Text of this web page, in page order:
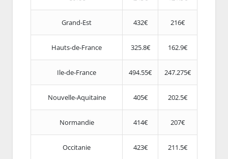
Grand-Est 432€ 216€
Hauts-de-France 325.8€ 162.9€
Ile-de-France 494.55€ 247.275€
Nouvelle-Aquitaine 405€ 202.5€
Normandie 414€ 207€
Occitanie 423€ 211.5€